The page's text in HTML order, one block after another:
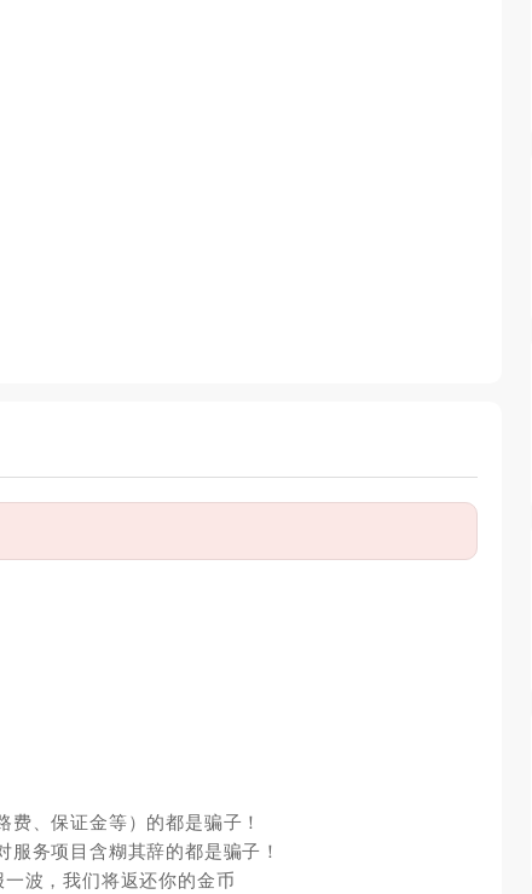
、保证金等）的都是骗子！
务项目含糊其辞的都是骗子！
波，我们将返还你的金币